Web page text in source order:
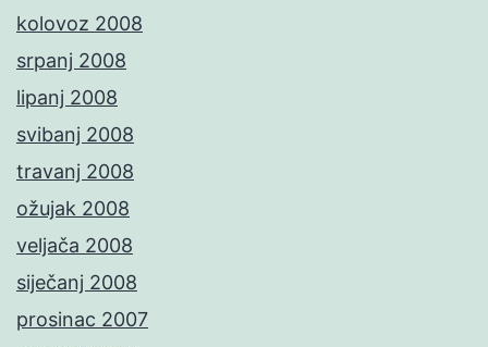
kolovoz 2008
srpanj 2008
lipanj 2008
svibanj 2008
travanj 2008
ožujak 2008
veljača 2008
siječanj 2008
prosinac 2007